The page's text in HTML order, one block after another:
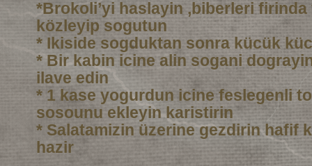
*Brokoli’yi haslayin ,biberleri firinda
közleyip sogutun
* Ikiside sogduktan sonra kücük
* Bir kabin icine alin sogani
ilave edin
* 1 kase yogurdun icine feslegenli
sosounu ekleyin karistirin
* Salatamizin üzerine gezdirin hafif
hazir